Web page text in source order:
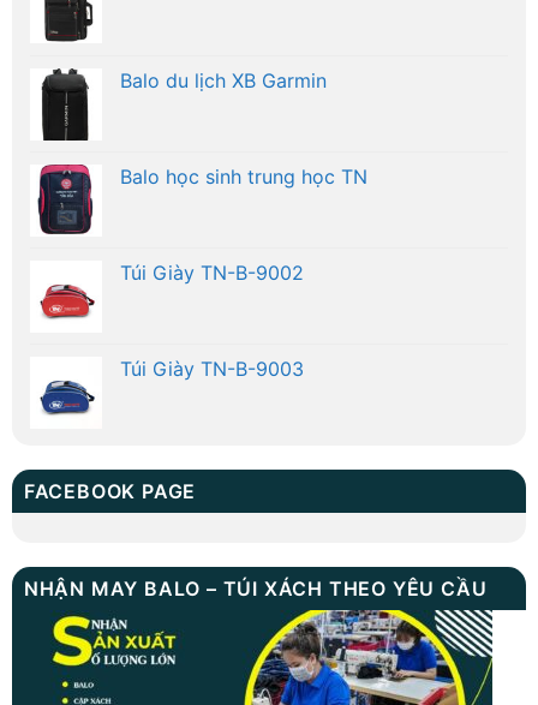
Balo du lịch XB Garmin
Balo học sinh trung học TN
Túi Giày TN-B-9002
Túi Giày TN-B-9003
FACEBOOK PAGE
NHẬN MAY BALO – TÚI XÁCH THEO YÊU CẦU